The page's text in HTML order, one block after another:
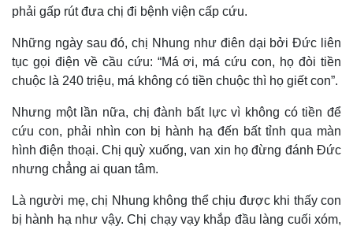
phải gấp rút đưa chị đi bệnh viện cấp cứu.
Những ngày sau đó, chị Nhung như điên dại bởi Đức liên
tục gọi điện về cầu cứu: “Má ơi, má cứu con, họ đòi tiền
chuộc là 240 triệu, má không có tiền chuộc thì họ giết con”.
Nhưng một lần nữa, chị đành bất lực vì không có tiền để
cứu con, phải nhìn con bị hành hạ đến bất tỉnh qua màn
hình điện thoại. Chị quỳ xuống, van xin họ đừng đánh Đức
nhưng chẳng ai quan tâm.
Là người mẹ, chị Nhung không thể chịu được khi thấy con
bị hành hạ như vậy. Chị chạy vạy khắp đầu làng cuối xóm,